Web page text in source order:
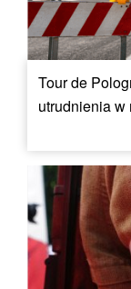
Tour de
utrudnienia w